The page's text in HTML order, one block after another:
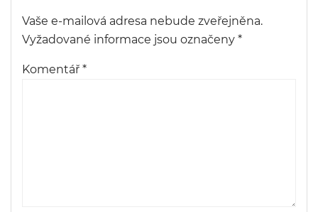
Vaše e-mailová adresa nebude zveřejněna.
Vyžadované informace jsou označeny *
Komentář *